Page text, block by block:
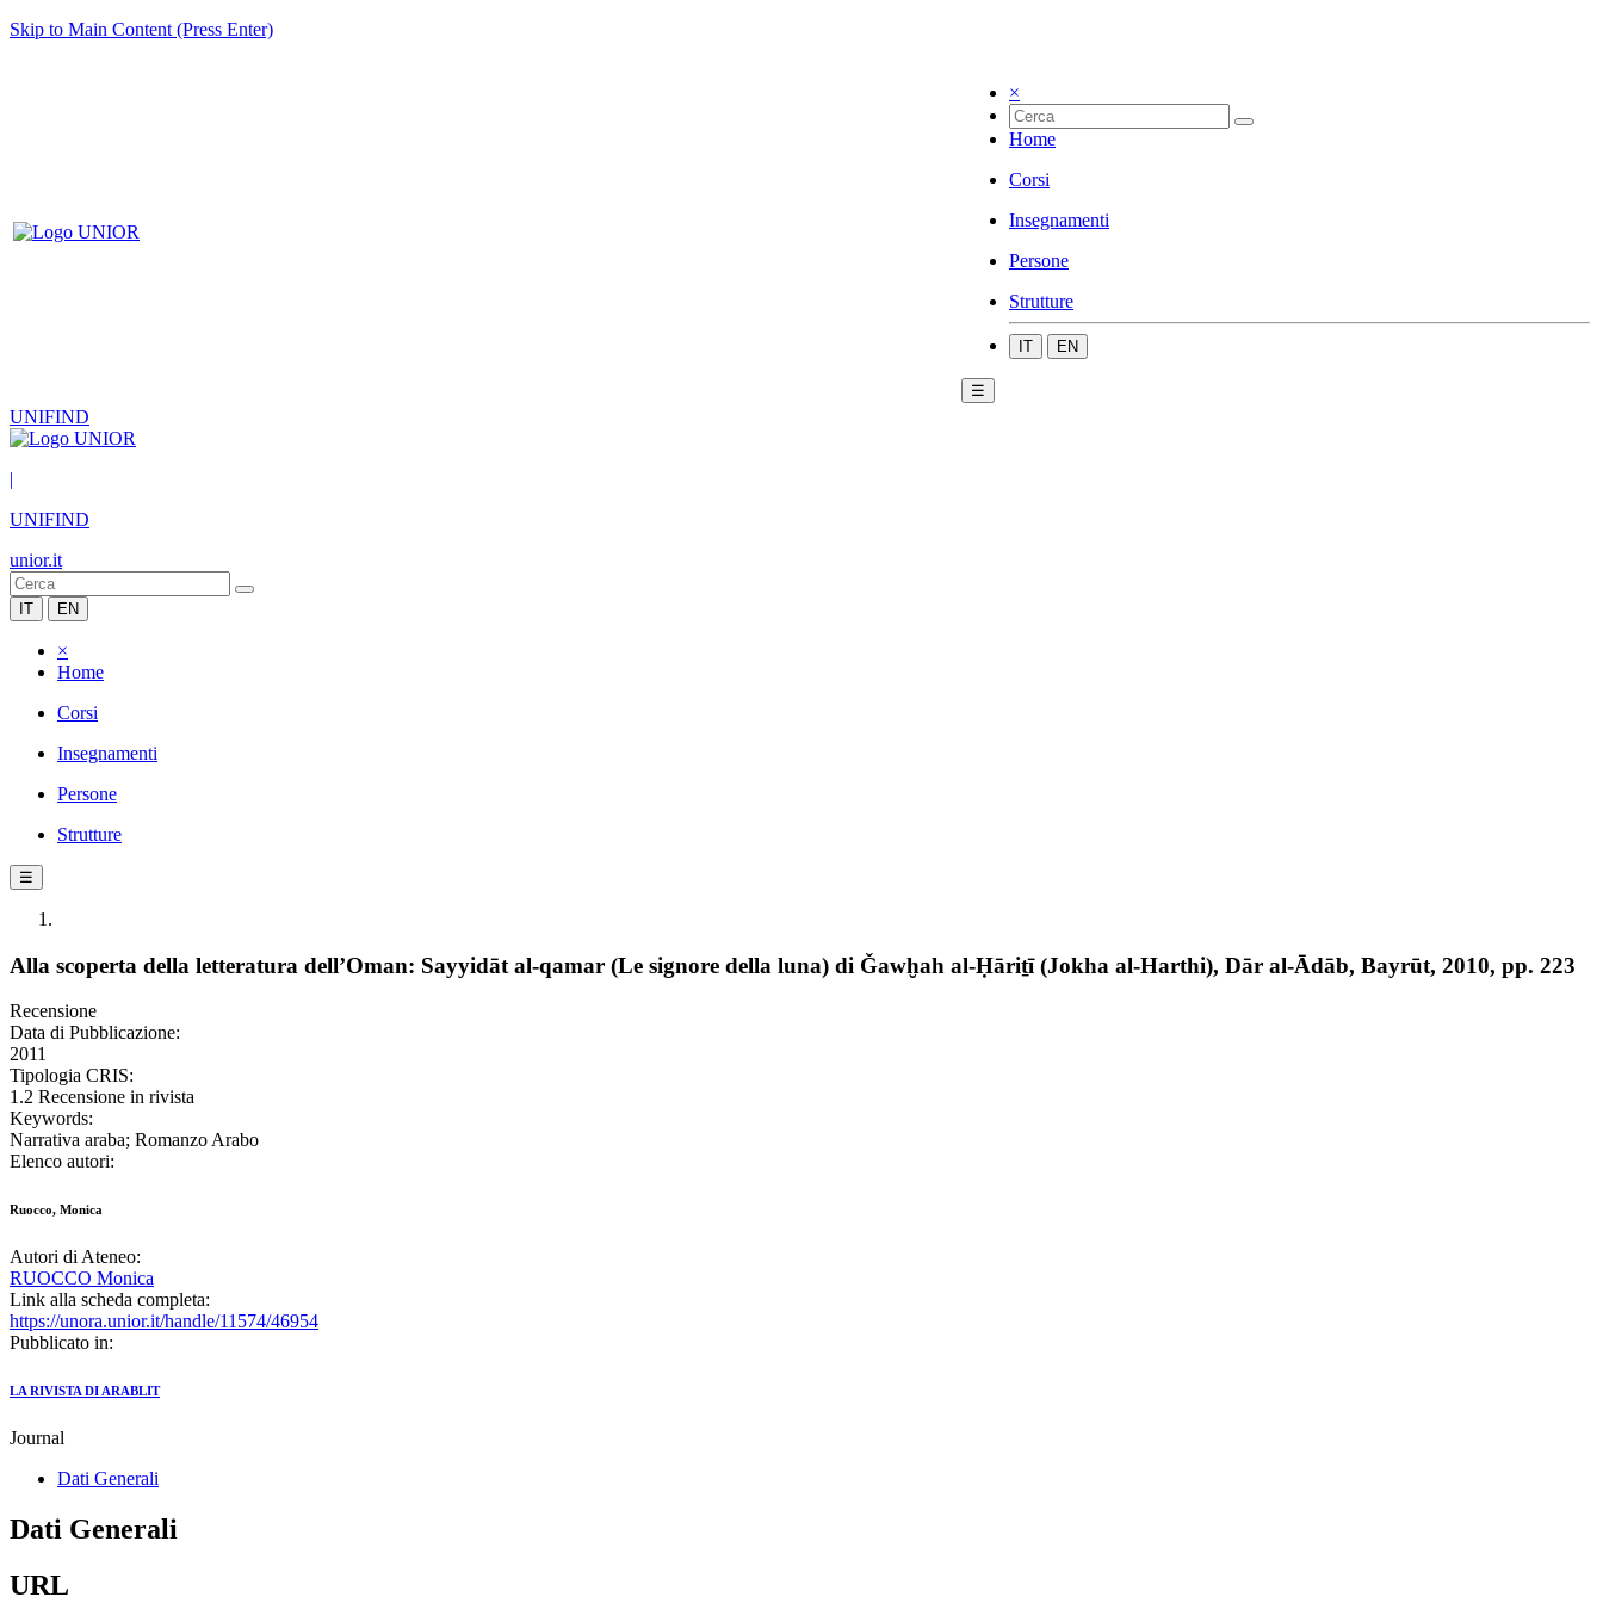
Skip to Main Content (Press Enter)
×
Home
Corsi
Insegnamenti
Persone
Strutture
IT EN
☰
UNIFIND
|
UNIFIND
unior.it
IT EN
×
Home
Corsi
Insegnamenti
Persone
Strutture
☰
Alla scoperta della letteratura dell’Oman: Sayyidāt al-qamar (Le signore della luna) di Ǧawḫah al-Ḥāriṯī (Jokha al-Harthi), Dār al-Ādāb, Bayrūt, 2010, pp. 223
Recensione
Data di Pubblicazione:
2011
Tipologia CRIS:
1.2 Recensione in rivista
Keywords:
Narrativa araba; Romanzo Arabo
Elenco autori:
Ruocco, Monica
Autori di Ateneo:
RUOCCO Monica
Link alla scheda completa:
https://unora.unior.it/handle/11574/46954
Pubblicato in:
LA RIVISTA DI ARABLIT
Journal
Dati Generali
Dati Generali
URL